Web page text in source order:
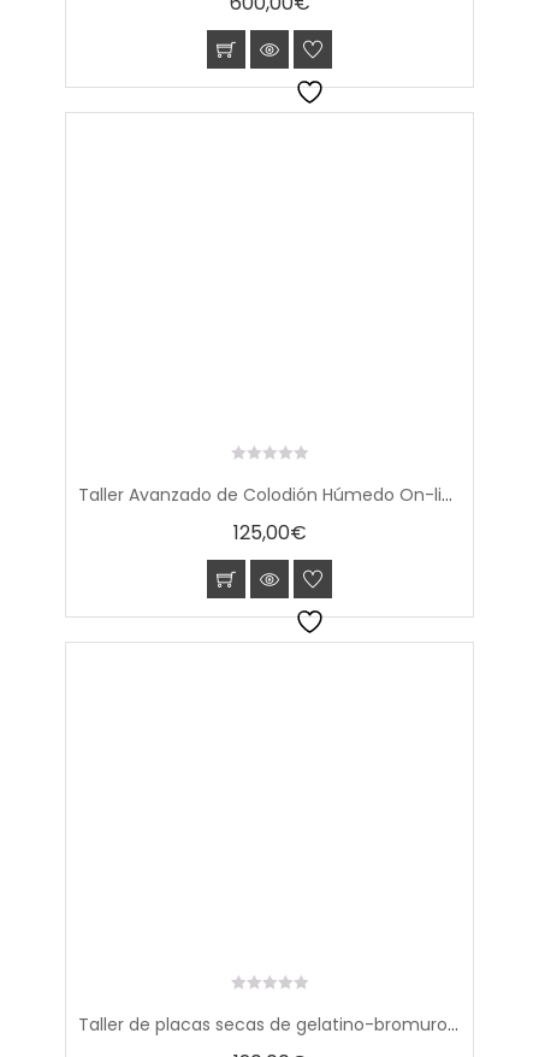
Taller Avanzado de Colodión Húmedo On-line (horario España)
out
5125,00€
Taller de placas secas de gelatino-bromuro (horario América)
out